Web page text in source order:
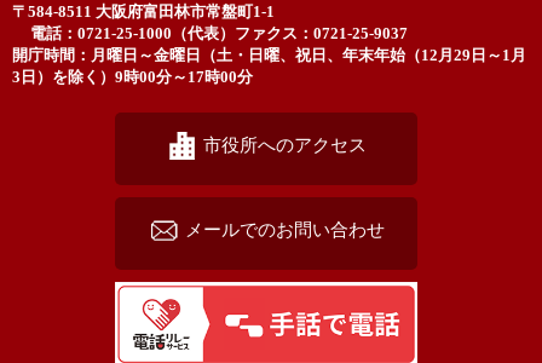
〒584-8511 大阪府富田林市常盤町1-1
電話：0721-25-1000（代表） ファクス：0721-25-9037
開庁時間：月曜日～金曜日（土・日曜、祝日、年末年始（12月29日～1月
3日）を除く）9時00分～17時00分
市役所へのアクセス
メールでのお問い合わせ